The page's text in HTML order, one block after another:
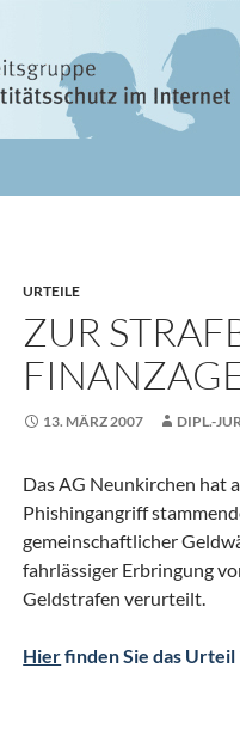
URTEILE
ZUR
13. MÄRZ 2007 DIPL.-
Das AG Neunkirchen hat
Phishingangriff
gemeinschaftlicher
fahrlässiger Erbringung
Geldstrafen verurteilt.
Hierfinden Sie das